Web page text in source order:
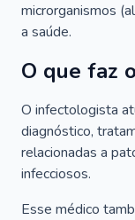
microrganismos
a saúde.
O que faz
O infectologista
diagnóstico,
relacionadas a
infecciosos.
Esse médico